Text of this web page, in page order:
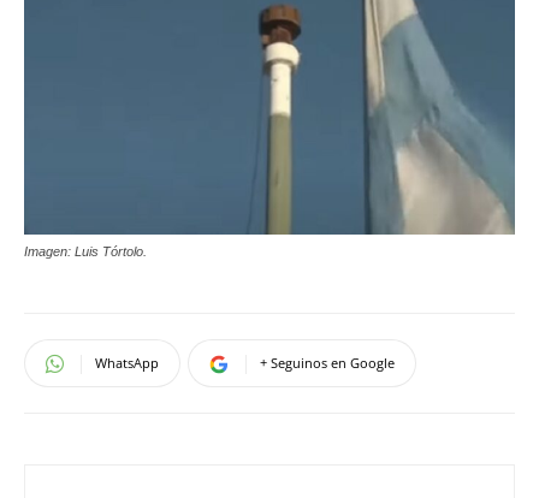
Imagen: Luis Tórtolo.
WhatsApp + Seguinos en Google